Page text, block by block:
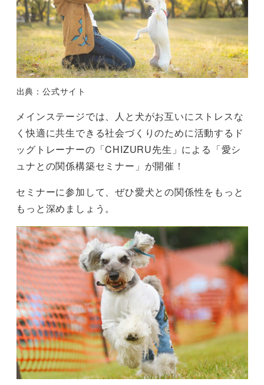
出典：公式サイト
メインステージでは、人と犬がお互いにストレスな
く快適に共生できる社会づくりのために活動するド
ッグトレーナーの「CHIZURU先生」による「愛シ
ュナとの関係構築セミナー」が開催！
セミナーに参加して、ぜひ愛犬との関係性をもっと
もっと深めましょう。